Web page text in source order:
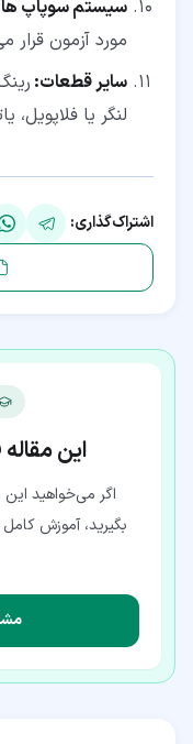
سیستم سوپاپ ها
مورد آزمون قرار
سایر قطعات:
لنگر یا فلاپویل،
اشتراک‌گذاری:
این
اگر می‌خواهید این
بگیرید، آموزش